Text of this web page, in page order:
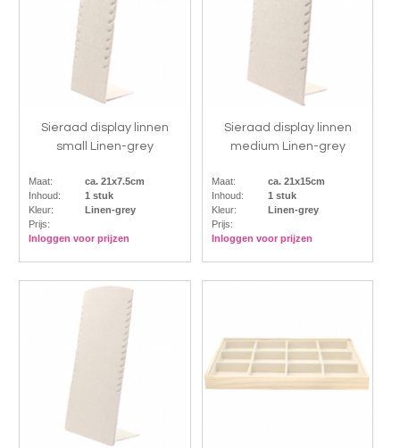
Sieraad display linnen
small Linen-grey
Maat:
ca. 21x7.5cm
Inhoud:
1 stuk
Kleur:
Linen-grey
Prijs:
Inloggen voor prijzen
Sieraad display linnen
medium Linen-grey
Maat:
ca. 21x15cm
Inhoud:
1 stuk
Kleur:
Linen-grey
Prijs:
Inloggen voor prijzen